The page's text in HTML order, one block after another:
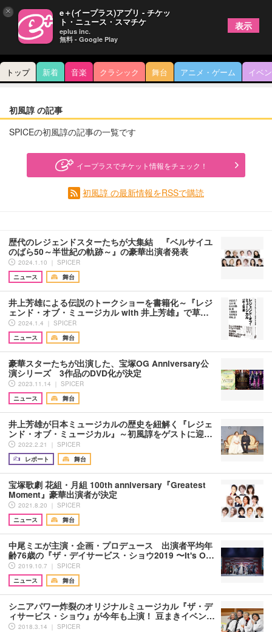
トップ 新着 音楽 クラシック 舞台 アニメ・ゲーム イベ
初風諄 の記事
SPICEの初風諄の記事の一覧です
イープラスでチケット情報をチェック！
初風諄 の最新情報をRSSで購読
歴代のレジェンドスターたちが大集結 『ベルサイユ
のばら50～半世紀の軌跡～』の豪華出演者発表
2024.1.10 ｜ SPICER
ニュース
舞台
井上芳雄による伝説のトークショーを書籍化～『レジ
ェンド・オブ・ミュージカル with 井上芳雄』で草…
2024.1.4 ｜ SPICER
ニュース
舞台
豪華スターたちが出演した、宝塚OG Anniversary公
演シリーズ 3作品のDVD化が決定
2023.11.14 ｜ SPICER
ニュース
舞台
井上芳雄が日本ミュージカルの歴史を紐解く『レジェ
ンド・オブ・ミュージカル』～初風諄をゲストに迎…
2022.2.21 ｜ SPICER
レポート
舞台
宝塚歌劇 花組・月組 100th anniversary『Greatest
Moment』豪華出演者が決定
2021.8.20 ｜ SPICER
ニュース
舞台
中尾ミエが主演・企画・プロデュース 出演者平均年
齢76歳の『ザ・デイサービス・ショウ2019 〜It's O…
2019.10.7 ｜ SPICER
ニュース
舞台
シニアパワー炸裂のオリジナルミュージカル『ザ・デ
ィサービス・ショウ』が今年も上演！ 豆まきイベン…
2018.3.14 ｜ SPICER
× e＋(イープラス)アプリ - チケッ
ト・ニュース・スマチケ
eplus inc.
無料 - Google Play
表示